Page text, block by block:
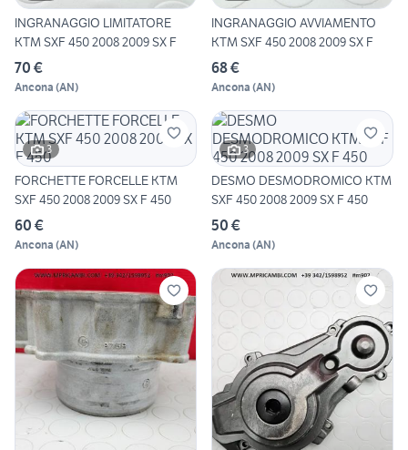
INGRANAGGIO LIMITATORE
KTM SXF 450 2008 2009 SX F
70 €
Ancona (AN)
INGRANAGGIO AVVIAMENTO
KTM SXF 450 2008 2009 SX F
68 €
Ancona (AN)
3
FORCHETTE FORCELLE KTM
SXF 450 2008 2009 SX F 450
60 €
Ancona (AN)
3
DESMO DESMODROMICO KTM
SXF 450 2008 2009 SX F 450
50 €
Ancona (AN)